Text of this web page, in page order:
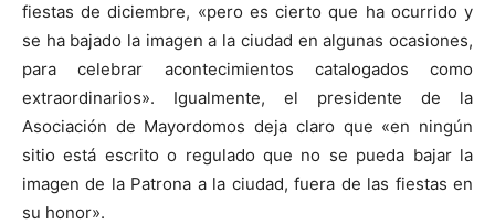
fiestas de diciembre, «pero es cierto que ha ocurrido y
se ha bajado la imagen a la ciudad en algunas ocasiones,
para celebrar acontecimientos catalogados como
extraordinarios». Igualmente, el presidente de la
Asociación de Mayordomos deja claro que «en ningún
sitio está escrito o regulado que no se pueda bajar la
imagen de la Patrona a la ciudad, fuera de las fiestas en
su honor».